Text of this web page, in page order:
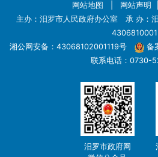
网站地图 网站声明
主办：汨罗市人民政府办公室 承 办：
4306810001
湘公网安备：43068102001119号
备
联系电话：0730-
汨罗市政府网